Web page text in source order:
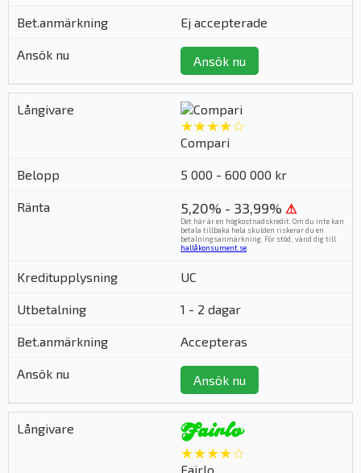
Ej accepterade
Ansök nu
★★★★☆
Compari
5 000 - 600 000 kr
5,20% - 33,99% ⚠
Det här är en högkostnadskredit. Om du inte kan
betala tillbaka hela skulden riskerar du en
betalningsanmärkning. För stöd, vänd dig till
hallåkonsument.se
UC
1 - 2 dagar
Accepteras
Ansök nu
★★★★☆
Fairlo